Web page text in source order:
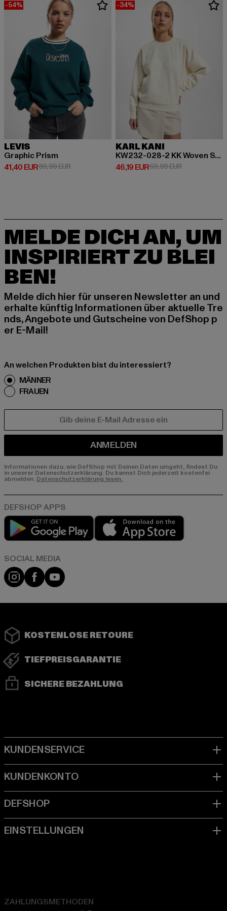
-54%
LEVIS
Graphic Prism
41,40 EUR
Derzeitiger Preis: 41,40 EUR
89,99 EURAktionspreis: 89,99 EUR
-34%
KARL KANI
KW232-028-2 KK Woven Signature Crew
46,19 EUR
Derzeitiger Preis: 46,19 EUR
69,99 EURAktionspreis:
MELDE DICH AN, UM
INSPIRIERT ZU BLEI
BEN!
Melde dich hier für unseren Newsletter an und
erhalte künftig Informationen über aktuelle Tre
nds, Angebote und Gutscheine von DefShop p
er E-Mail!
An welchen Produkten bist du interessiert?
MÄNNER
FRAUEN
ANMELDEN
Informationen dazu, wie DefShop mit Deinen Daten umgeht, findest Du
in unserer Datenschutzerklärung. Du kannst Dich jederzeit kostenfei
abmelden. Datenschutzerklärung lesen.
Play market
Instagram
FacebookYouTube
KOSTENLOSE RETOURE
TIEFPREISGARANTIE
SICHERE BEZAHLUNG
ZAHLUNGSMETHODEN